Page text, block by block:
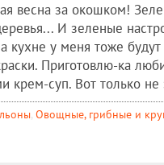
весна за окошком!
И зеленые
кухне у меня тоже будут
Приготовлю-ка
крем-суп. Вот только не
, Овощные, грибные и